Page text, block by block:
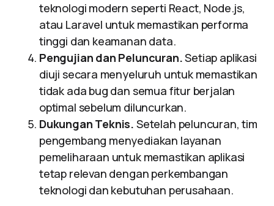
teknologi modern seperti React, Node.js,
atau Laravel untuk memastikan performa
tinggi dan keamanan data.
Pengujian dan Peluncuran.Setiap aplikasi
diuji secara menyeluruh untuk memastikan
tidak ada bug dan semua fitur berjalan
optimal sebelum diluncurkan.
Dukungan Teknis. Setelah peluncuran, tim
pengembang menyediakan layanan
pemeliharaan untuk memastikan aplikasi
tetap relevan dengan perkembangan
teknologi dan kebutuhan perusahaan.